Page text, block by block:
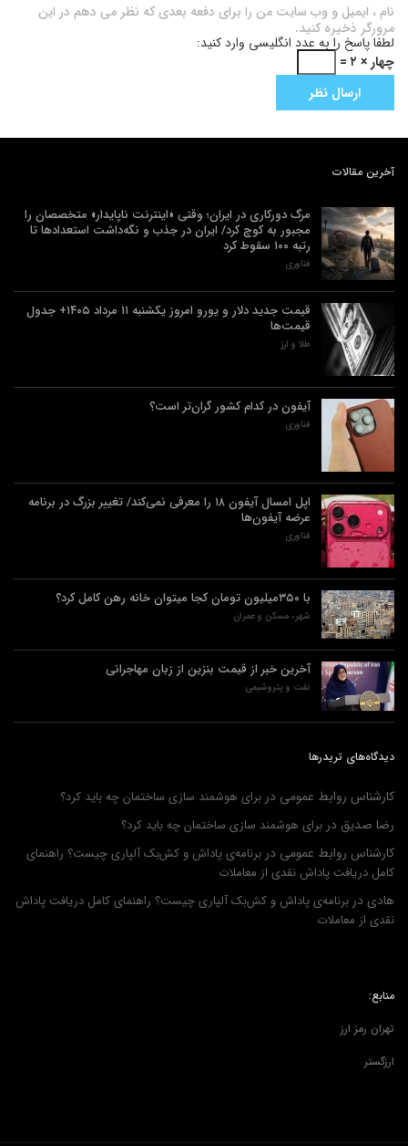
نام ، ایمیل و وب سایت من را برای دفعه بعدی که نظر می دهم در این
مرورگر ذخیره کنید.
لطفا پاسخ را به عدد انگلیسی وارد کنید:
چهار × ۲ =
آخرین مقالات
مرگ دورکاری در ایران؛ وقتی «اینترنت ناپایدار» متخصصان را
مجبور به کوچ کرد/ ایران در جذب و نگه‌داشت استعدادها تا
رتبه ۱۰۰ سقوط کرد
فناوری
قیمت جدید دلار و یورو امروز یکشنبه ۱۱ مرداد ۱۴۰۵+ جدول
قیمت‌ها
طلا و ارز
آیفون در کدام کشور گران‌تر است؟
فناوری
اپل امسال آیفون ۱۸ را معرفی نمی‌کند/ تغییر بزرگ در برنامه
عرضه آیفون‌ها
فناوری
با ۳۵۰میلیون تومان کجا میتوان خانه رهن کامل کرد؟
شهر، مسکن و عمران
آخرین خبر از قیمت بنزین از زبان مهاجرانی
نفت و پتروشیمی
دیدگاه‌های تریدرها
کارشناس روابط عمومی در برای هوشمند سازی ساختمان چه باید کرد؟
رضا صدیق در برای هوشمند سازی ساختمان چه باید کرد؟
کارشناس روابط عمومی در برنامه‌ی پاداش و کش‌بک آلپاری چیست؟ راهنمای
کامل دریافت پاداش نقدی از معاملات
هادی در برنامه‌ی پاداش و کش‌بک آلپاری چیست؟ راهنمای کامل دریافت پاداش
نقدی از معاملات
منابع:
تهران رمز ارز
ارزگستر